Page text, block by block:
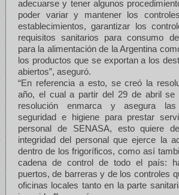
adecuarse y tener algunos
poder variar y mantener los
establecimientos, garantizar los
requisitos sanitarios para consumo
para la alimentación de la Argentina
los productos que se exportan a los
abiertos”, aseguró.
“En referencia a esto, se creó la
año, el cual a partir del 29 de abril se
resolución enmarca y asegura
seguridad e higiene para prestar
personal de SENASA, esto quiere
integridad del personal que ejerce la
dentro de los frigoríficos, como así
cadena de control de todo el país:
puertos, de barreras y de los controles
oficinas locales tanto en la parte